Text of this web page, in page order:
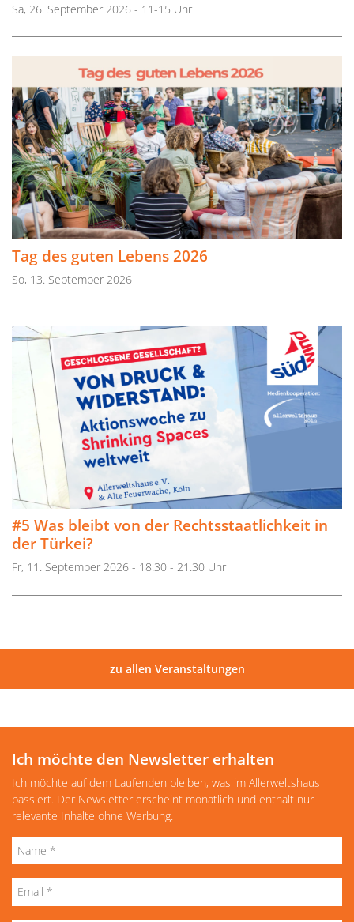
Sa, 26. September 2026 - 11-15 Uhr
Tag des guten Lebens 2026
So, 13. September 2026
#5 Was bleibt von der Rechtsstaatlichkeit in
der Türkei?
Fr, 11. September 2026 - 18.30 - 21.30 Uhr
zu allen Veranstaltungen
Ich möchte den Newsletter erhalten
Ich möchte auf dem Laufenden bleiben, was im Allerweltshaus
passiert. Der Newsletter erscheint monatlich und enthält nur
relevante Inhalte ohne Werbung.